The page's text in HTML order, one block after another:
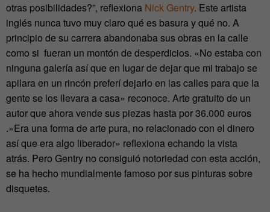
otras posibilidades?”, reflexiona Nick Gentry. Este artista
inglés nunca tuvo muy claro qué es basura y qué no. A
principio de su carrera abandonaba sus obras en la calle
como si fueran un montón de desperdicios. «No estaba con
ninguna galería así que en lugar de dejar que mi trabajo se
apilara en un rincón preferí dejarlo en las calles para que la
gente se los llevara a casa» reconoce. Arte gratuito de un
autor que ahora vende sus piezas hasta por 36.000 euros
.»Era una forma de arte pura, no relacionado con el dinero
así que era algo liberador» reflexiona echando la vista
atrás. Pero Gentry no consiguió notoriedad con esta acción,
se ha hecho mundialmente famoso por sus pinturas sobre
disquetes.